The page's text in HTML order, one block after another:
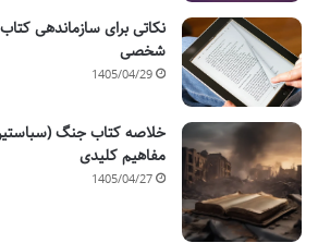
نکاتی برای سازماندهی
شخصی
1405/04/29
خلاصه کتاب جنگ
مفاهیم کلیدی
1405/04/27